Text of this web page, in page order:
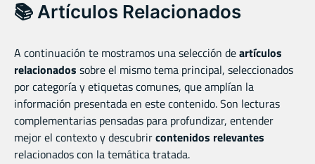
📚 Artículos Relacionados
A continuación te mostramos una selección deartículos
relacionados sobre el mismo tema principal, seleccionados
por categoría y etiquetas comunes, que amplían la
información presentada en este contenido. Son lecturas
complementarias pensadas para profundizar, entender
mejor el contexto y descubrircontenidos relevantes
relacionados con la temática tratada.